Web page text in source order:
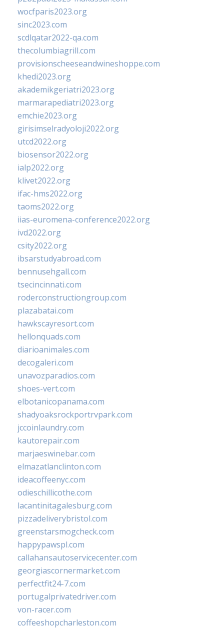
wocfparis2023.org
sinc2023.com
scdlqatar2022-qa.com
thecolumbiagrill.com
provisionscheeseandwineshoppe.com
khedi2023.org
akademikgeriatri2023.org
marmarapediatri2023.org
emchie2023.org
girisimselradyoloji2022.org
utcd2022.org
biosensor2022.org
ialp2022.org
klivet2022.org
ifac-hms2022.org
taoms2022.org
iias-euromena-conference2022.org
ivd2022.org
csity2022.org
ibsarstudyabroad.com
bennusehgall.com
tsecincinnati.com
roderconstructiongroup.com
plazabatai.com
hawkscayresort.com
hellonquads.com
diarioanimales.com
decogaleri.com
unavozparadios.com
shoes-vert.com
elbotanicopanama.com
shadyoaksrockportrvpark.com
jccoinlaundry.com
kautorepair.com
marjaeswinebar.com
elmazatlanclinton.com
ideacoffeenyc.com
odieschillicothe.com
lacantinitagalesburg.com
pizzadeliverybristol.com
greenstarsmogcheck.com
happypawspl.com
callahansautoservicecenter.com
georgiascornermarket.com
perfectfit24-7.com
portugalprivatedriver.com
von-racer.com
coffeeshopcharleston.com